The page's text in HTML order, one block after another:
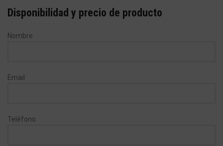
Disponibilidad y precio de producto
Nombre
Email
Teléfono